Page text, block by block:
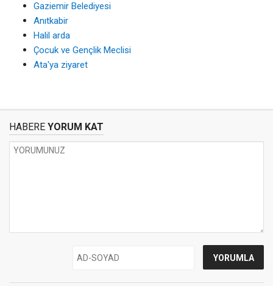
Gaziemir Belediyesi
Anıtkabir
Halil arda
Çocuk ve Gençlik Meclisi
Ata'ya ziyaret
HABERE YORUM KAT